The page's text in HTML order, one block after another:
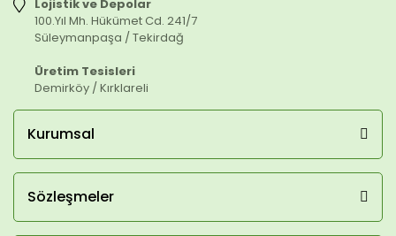
Lojistik ve Depolar
100.Yıl Mh. Hükümet Cd. 241/7
Süleymanpaşa / Tekirdağ
Üretim Tesisleri
Demirköy / Kırklareli
Kurumsal
Sözleşmeler